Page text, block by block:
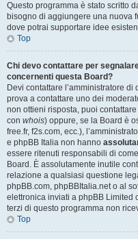
Questo programma è stato scritto
bisogno di aggiungere una nuova
dove potrai supportare idee
Top
Chi devo contattare per
concernenti questa Board?
Devi contattare l’amministratore
prova a contattare uno dei
non ottieni risposta, puoi
con whois) oppure, se la Board è
free.fr, f2s.com, ecc.),
e phpBB Italia non hanno
essere ritenuti responsabili di
Board. È assolutamente inutile
relazione a qualsiasi questione
phpBB.com, phpBBItalia.net o al
elettronica inviati a phpBB Limited
terzi di questo programma non
Top